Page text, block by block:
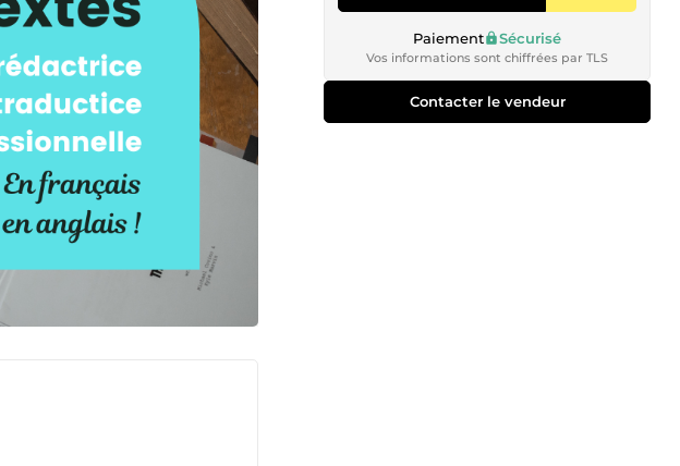
Paiement Sécurisé
Vos informations sont chiffrées par TLS
Contacter le vendeur